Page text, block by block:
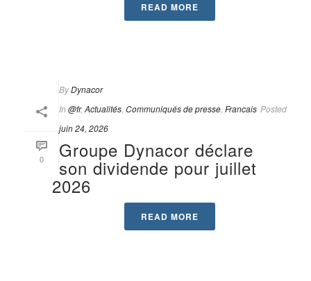
READ MORE
0
ByDynacor
In @fr, Actualités Communiqués de presse Francais Posted
juin 24, 2026
Groupe Dynacor déclare
son dividende pour juillet
2026
READ MORE